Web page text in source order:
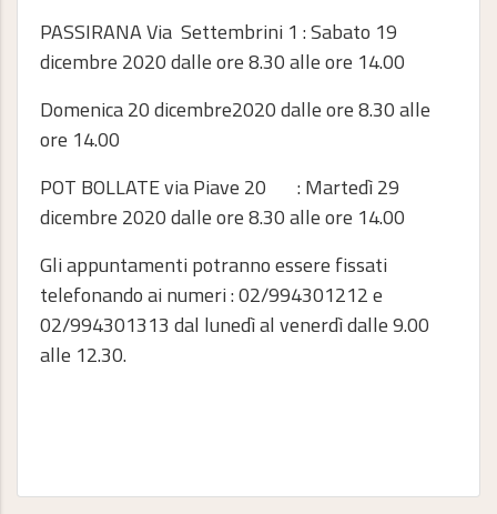
PASSIRANA Via Settembrini 1 : Sabato 19
dicembre 2020 dalle ore 8.30 alle ore 14.00
Domenica 20 dicembre2020 dalle ore 8.30 alle
ore 14.00
POT BOLLATE via Piave 20 : Martedì 29
dicembre 2020 dalle ore 8.30 alle ore 14.00
Gli appuntamenti potranno essere fissati
telefonando ai numeri : 02/994301212 e
02/994301313 dal lunedì al venerdì dalle 9.00
alle 12.30.